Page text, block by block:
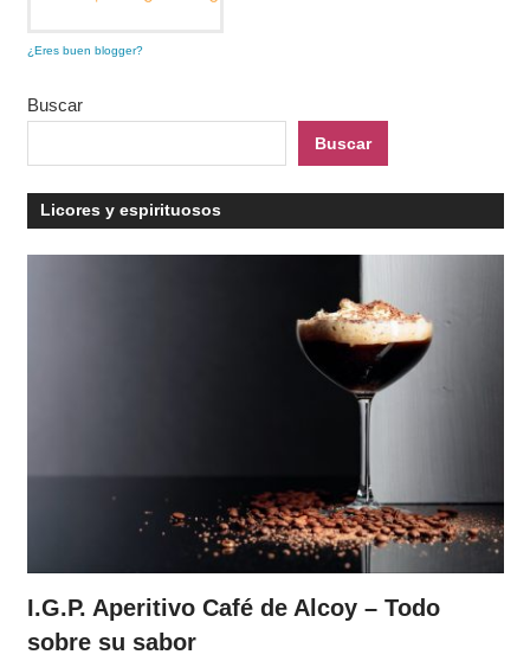
¿Eres buen blogger?
Buscar
Buscar
Licores y espirituosos
I.G.P. Aperitivo Café de Alcoy – Todo
sobre su sabor